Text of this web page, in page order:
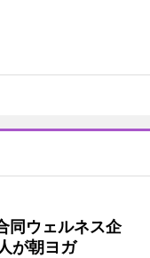
同ウェルネス企
が朝ヨガ